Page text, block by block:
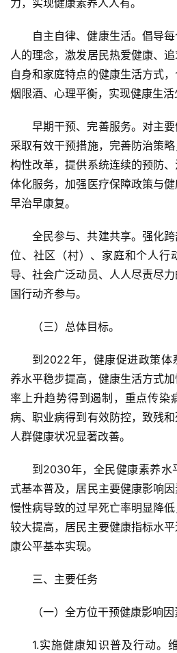
力，实现健康素养人人有。
自主自律、健康生活。倡导
人的理念，激发居民热爱健康、
自身和家庭特点的健康生活方式
烟限酒、心理平衡，实现健康生活
早期干预、完善服务。对主
采取有效干预措施，完善防治策
构性改革，提供系统连续的预防
体化服务，加强医疗保障政策与
早治早康复。
全民参与、共建共享。强化
位、社区（村）、家庭和个人行
导、社会广泛动员、人人尽责尽
国行动齐参与。
（三）总体目标。
到2022年，健康促进政策体
养水平稳步提高，健康生活方式
率上升趋势得到遏制，重点传染
病、职业病得到有效防控，致残
人群健康状况显著改善。
到2030年，全民健康素养水
式基本普及，居民主要健康影响
慢性病导致的过早死亡率明显降
较大提高，居民主要健康指标水
康公平基本实现。
三、主要任务
（一）全方位干预健康影响因
1.实施健康知识普及行动。